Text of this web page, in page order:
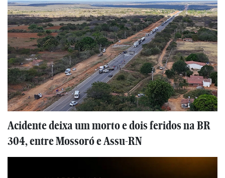
Acidente deixa um morto e dois feridos na BR
304, entre Mossoró e Assu-RN